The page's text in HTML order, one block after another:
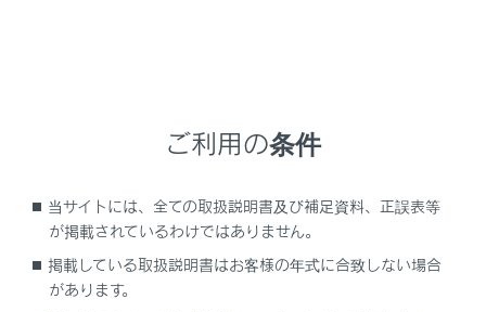
計器類の見方（F SPORT以外）
計器類の見方（F SPORT）
ご利用の条件
当サイトには、全ての取扱説明書及び補足資料、正誤表等
が掲載されているわけではありません。
掲載している取扱説明書はお客様の年式に合致しない場合
があります。